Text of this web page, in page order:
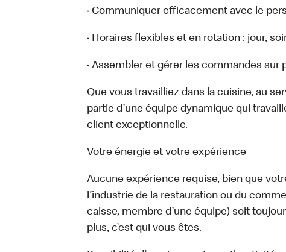
· Communiquer efficacement avec le
· Horaires flexibles et en rotation : jour,
· Assembler et gérer les commandes
Que vous travailliez dans la cuisine, au
partie d’une équipe dynamique qui
client exceptionnelle.
Votre énergie et votre expérience
Aucune expérience requise, bien que
l’industrie de la restauration ou du
caisse, membre d’une équipe) soit
plus, c’est qui vous êtes.